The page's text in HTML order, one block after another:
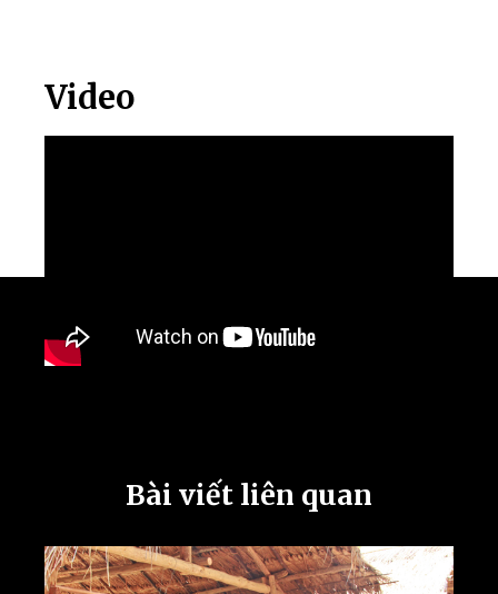
Video
Bài viết liên quan